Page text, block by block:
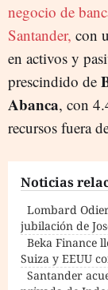
negocio de
Santander, con
en activos y
prescindido de
Abanca, con
recursos fuera
Noticias
Lombard
jubilación de
Beka Finance
Suiza y EEUU
Santander